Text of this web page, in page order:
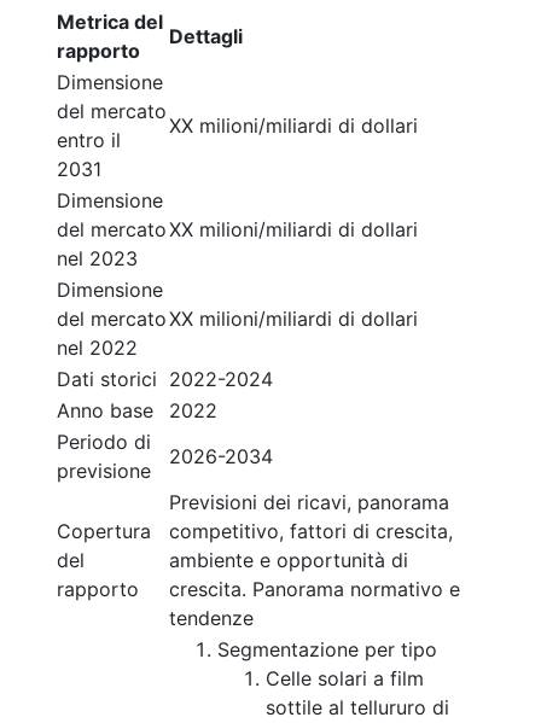
Metrica del
rapporto
Dettagli
Dimensione
del mercato
entro il
2031
XX milioni/miliardi di dollari
Dimensione
del mercato
nel 2023
XX milioni/miliardi di dollari
Dimensione
del mercato
nel 2022
XX milioni/miliardi di dollari
Dati storici 2022-2024
Anno base
2022
Periodo di
previsione
2026-2034
Copertura
del
rapporto
Previsioni dei ricavi, panorama
competitivo, fattori di crescita,
ambiente e opportunità di
crescita. Panorama normativo e
tendenze
Segmentazione per tipo
Celle solari a film
sottile al tellururo di